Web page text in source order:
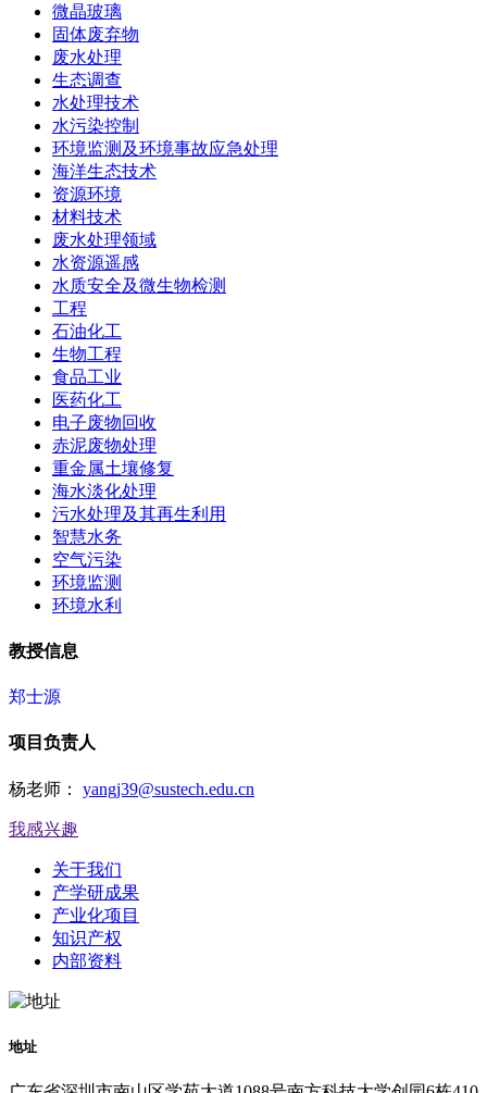
微晶玻璃
固体废弃物
废水处理
生态调查
水处理技术
水污染控制
环境监测及环境事故应急处理
海洋生态技术
资源环境
材料技术
废水处理领域
水资源遥感
水质安全及微生物检测
工程
石油化工
生物工程
食品工业
医药化工
电子废物回收
赤泥废物处理
重金属土壤修复
海水淡化处理
污水处理及其再生利用
智慧水务
空气污染
环境监测
环境水利
教授信息
郑士源
项目负责人
杨老师： yangj39@sustech.edu.cn
我感兴趣
关于我们
产学研成果
产业化项目
知识产权
内部资料
地址